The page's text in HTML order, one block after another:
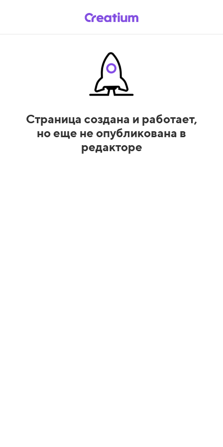
Страница создана и работает,
но еще не опубликована в
редакторе